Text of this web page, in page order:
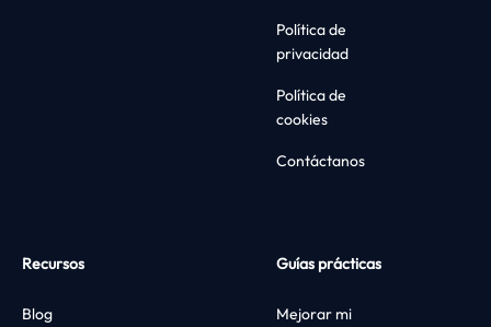
Política de
privacidad
Política de
cookies
Contáctanos
Recursos
Blog
Guías prácticas
Mejorar mi